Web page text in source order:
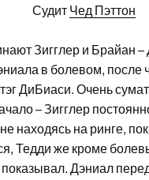
Судит Чед Пэттон
Зигглер и Брайан
в болевом, после
ДиБиаси. Очень
– Зигглер
находясь на ринге,
Тедди же кроме
показывал. Дэниал